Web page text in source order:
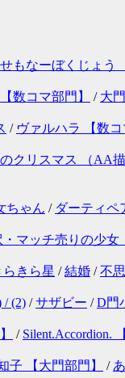
もなーぼくじょう
数コマ部門】 / 大
/ ヴァルハラ 【数コ
クリスマス （AA
ちゃん / ダーティペ
・マッチ売りの少女
らきら星 /結婚 /不
/(2) /サザビー /D門
/ Silent.Accordion.
子 【大門部門】 /